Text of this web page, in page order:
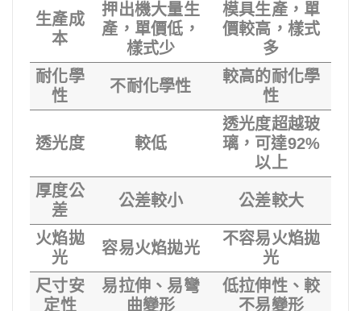
生產成
本
押出機大量生
產，單價低，
樣式少
模具生產，單
價較高，樣式
多
耐化學
性
不耐化學性
較高的耐化學
性
透光度 較低
透光度超越玻
璃，可達92%
以上
厚度公
差
公差較小 公差較大
火焰拋
光
容易火焰拋光
不容易火焰拋
光
尺寸安
定性
易拉伸、易彎
曲變形
低拉伸性、較
不易變形